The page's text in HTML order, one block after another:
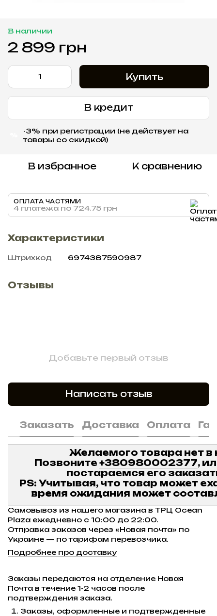
В наличии
2 899 грн
Купить
В кредит
-3% при регистрации (не действует на
товары со скидкой)
В избранное К сравнению
ОПЛАТА ЧАСТЯМИ
4 платежа по 724.75 грн
Характеристики
Штрихкод 6974387590987
Отзывы
Добавьте первый отзыв
Написать отзыв
Заказать Доставка Оплата
Желаемого товара нет в
Позвоните +380980002377,
постараемся его
PS: Учитывая, что товар может
время ожидания может
Самовывоз из нашего магазина в ТРЦ Ocean
Plaza ежедневно с 10:00 до 22:00.
Отправка заказов через «Новая почта» по
Украине — по тарифам перевозчика.
Подробнее про доставку
Заказы передаются на отделение Новая
Почта в течение 1-2 часов после
подтверждения заказа.
Заказы, оформленные и подтвержденные